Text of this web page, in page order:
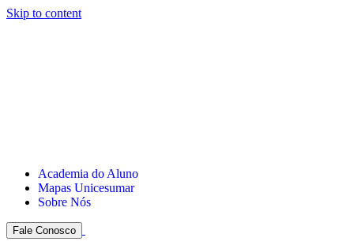
Skip to content
Academia do Aluno
Mapas Unicesumar
Sobre Nós
Fale Conosco